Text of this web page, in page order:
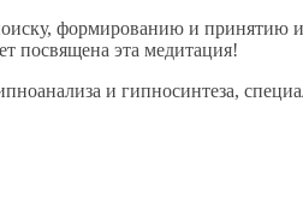
формированию и принятию
посвящена эта медитация!
и гипносинтеза,